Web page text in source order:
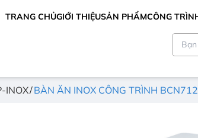
TRANG CHỦGIỚI THIỆUSẢN PHẨMCÔNG
INOX BÀN ĂN INOX CÔNG TRÌNH